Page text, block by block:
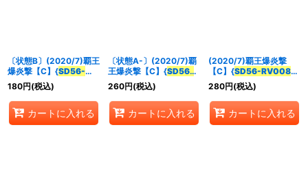
〔状態B〕(2020/7)覇王
爆炎撃【C】{SD56-
RV008}《赤》
180円(税込)
カートに入れる
〔状態A-〕(2020/7)覇
王爆炎撃【C】{SD56-
RV008}《赤》
260円(税込)
カートに入れる
(2020/7)覇王爆炎撃
【C】{SD56-RV008}
《赤》
280円(税込)
カートに入れる